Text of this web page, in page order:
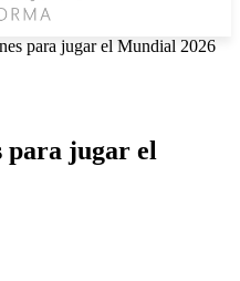
para jugar el Mundial 2026
para jugar el